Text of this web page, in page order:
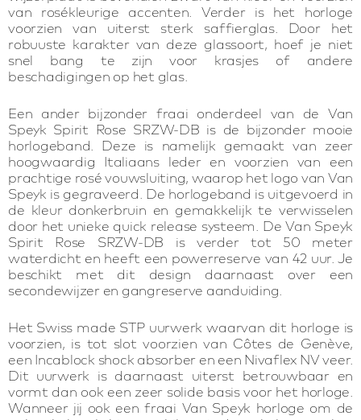
van rosékleurige accenten. Verder is het horloge
voorzien van uiterst sterk saffierglas. Door het
robuuste karakter van deze glassoort, hoef je niet
snel bang te zijn voor krasjes of andere
beschadigingen op het glas.
Een ander bijzonder fraai onderdeel van de Van
Speyk Spirit Rose SRZW-DB is de bijzonder mooie
horlogeband. Deze is namelijk gemaakt van zeer
hoogwaardig Italiaans leder en voorzien van een
prachtige rosé vouwsluiting, waarop het logo van Van
Speyk is gegraveerd. De horlogeband is uitgevoerd in
de kleur donkerbruin en gemakkelijk te verwisselen
door het unieke quick release systeem. De Van Speyk
Spirit Rose SRZW-DB is verder tot 50 meter
waterdicht en heeft een powerreserve van 42 uur. Je
beschikt met dit design daarnaast over een
secondewijzer en gangreserve aanduiding.
Het Swiss made STP uurwerk waarvan dit horloge is
voorzien, is tot slot voorzien van Côtes de Genève,
een Incablock shock absorber en een Nivaflex NV veer.
Dit uurwerk is daarnaast uiterst betrouwbaar en
vormt dan ook een zeer solide basis voor het horloge.
Wanneer jij ook een fraai Van Speyk horloge om de